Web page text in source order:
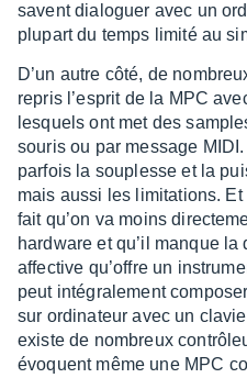
savent dialo­guer avec un
plupart du temps limité au
D’un autre côté, de
repris l’es­prit de la MPC
lesquels ont met des
souris ou par message
parfois la souplesse et la
mais aussi les limi­ta­tions.
fait qu’on va moins
hard­ware et qu’il manque
affec­tive qu’offre un
peut inté­gra­le­ment
sur ordi­na­teur avec un
existe de nombreux
évoquent même une MPC